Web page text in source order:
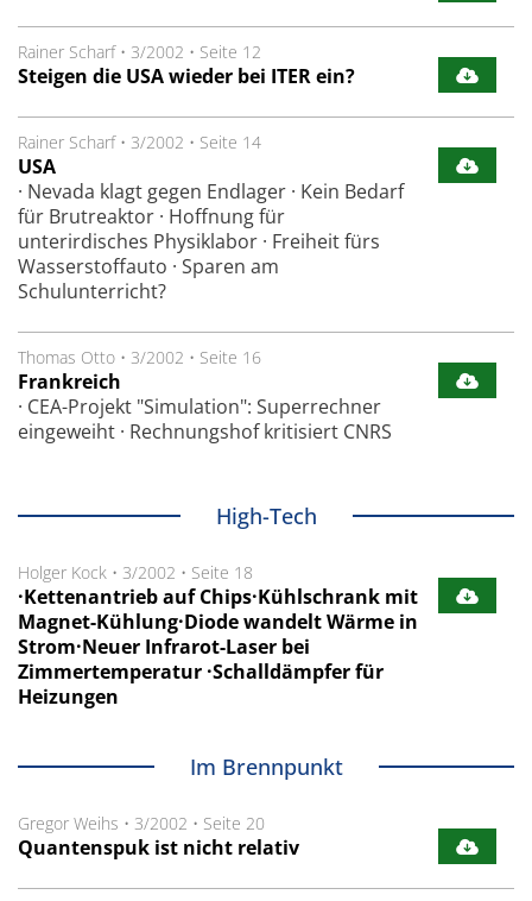
Rainer Scharf• 3/2002 • Seite 12
Steigen die USA wieder bei ITER ein?
Rainer Scharf• 3/2002 • Seite 14
USA
· Nevada klagt gegen Endlager · Kein Bedarf
für Brutreaktor · Hoffnung für
unterirdisches Physiklabor · Freiheit fürs
Wasserstoffauto · Sparen am
Schulunterricht?
Thomas Otto • 3/2002 • Seite 16
Frankreich
· CEA-Projekt "Simulation": Superrechner
eingeweiht · Rechnungshof kritisiert CNRS
High-Tech
Holger Kock • 3/2002 • Seite 18
·Kettenantrieb auf Chips·Kühlschrank mit
Magnet-Kühlung·Diode wandelt Wärme in
Strom·Neuer Infrarot-Laser bei
Zimmertemperatur ·Schalldämpfer für
Heizungen
Im Brennpunkt
Gregor Weihs • 3/2002 • Seite 20
Quantenspuk ist nicht relativ